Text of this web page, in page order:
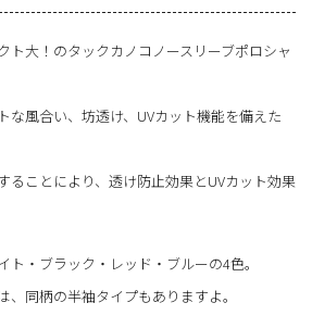
ト大！のタックカノコノースリーブポロシャ
な風合い、坊透け、UVカット機能を備えた
ることにより、透け防止効果とUVカット効果
ト・ブラック・レッド・ブルーの4色。
同柄の半袖タイプもありますよ。